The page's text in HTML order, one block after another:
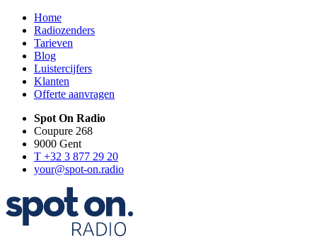
Home
Radiozenders
Tarieven
Blog
Luistercijfers
Klanten
Offerte aanvragen
Spot On Radio
Coupure 268
9000 Gent
T +32 3 877 29 20
your@spot-on.radio